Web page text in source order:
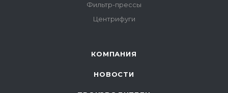
Фильтр-прессы
Центрифуги
КОМПАНИЯ
НОВОСТИ